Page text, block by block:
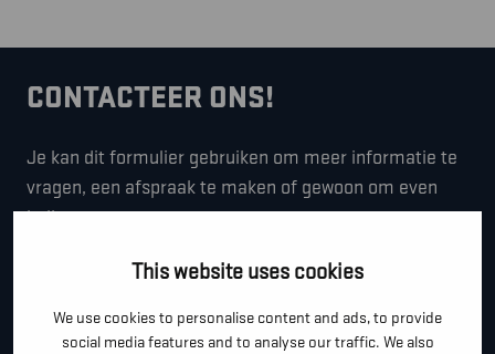
This website uses cookies
We use cookies to personalise content and ads, to provide
social media features and to analyse our traffic. We also
CONTACTEER ONS!
Je kan dit formulier gebruiken om meer informatie te
vragen, een afspraak te maken of gewoon om even
hallo te zeggen.
" geeft vereiste velden aan
VOOR- EN ACHTERNAAM *